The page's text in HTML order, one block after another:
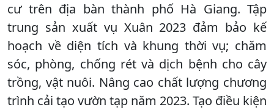
cư trên địa bàn thành phố Hà Giang. Tập
trung sản xuất vụ Xuân 2023 đảm bảo kế
hoạch về diện tích và khung thời vụ; chăm
sóc, phòng, chống rét và dịch bệnh cho cây
trồng, vật nuôi. Nâng cao chất lượng chương
trình cải tạo vườn tạp năm 2023. Tạo điều kiện